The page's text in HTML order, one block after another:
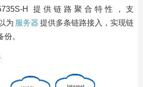
H 提供链路聚合特性，支
为 服务器 提供多条链路接入，实现链
。